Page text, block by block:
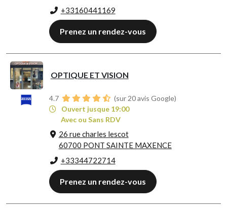
+33160441169
Prenez un rendez-vous
OPTIQUE ET VISION
4.7
(sur 20 avis Google)
Ouvert jusque 19:00
Avec ou Sans RDV
26 rue charles lescot
60700 PONT SAINTE MAXENCE
+33344722714
Prenez un rendez-vous